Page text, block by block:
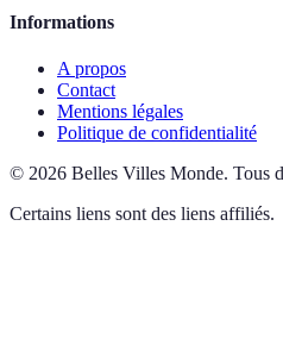
Informations
A propos
Contact
Mentions légales
Politique de confidentialité
© 2026 Belles Villes Monde. Tous
Certains liens sont des liens affiliés.